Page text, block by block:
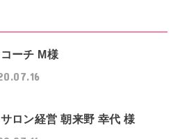
ーチ M様
ロン経営 朝来野 幸代 様